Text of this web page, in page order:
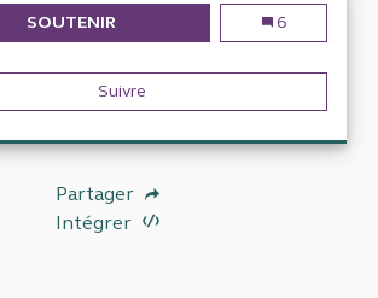
SOUTENIRL'AIDE PUBLIQUE AUX
L'aide
6
Suivre
Partager
Intégrer